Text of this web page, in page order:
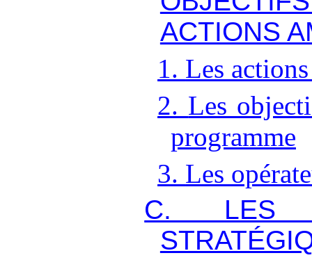
ACTIONS
1. Les
2. Les
programme
3. Les
C. LES